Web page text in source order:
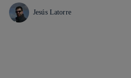
Jesús Latorre